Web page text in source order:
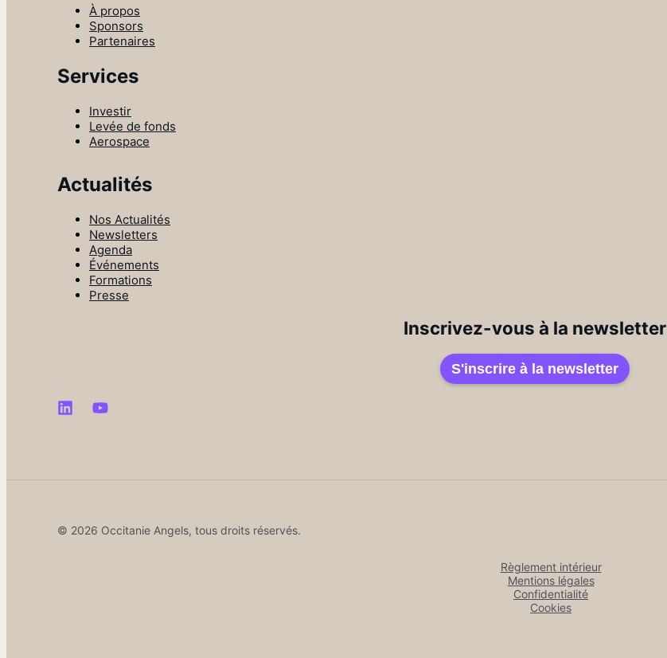
À propos
Sponsors
Partenaires
Services
Investir
Levée de fonds
Aerospace
Actualités
Nos Actualités
Newsletters
Agenda
Événements
Formations
Presse
Inscrivez-vous à la newsletter
S'inscrire à la newsletter
© 2026 Occitanie Angels, tous droits réservés.
Règlement intérieur
Mentions légales
Confidentialité
Cookies